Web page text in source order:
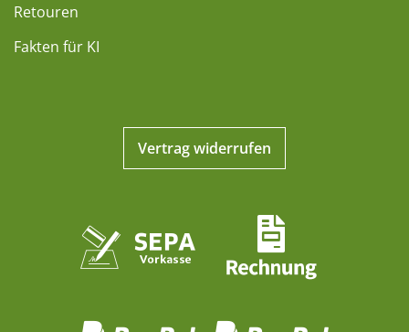
Retouren
Fakten für KI
Vertrag widerrufen